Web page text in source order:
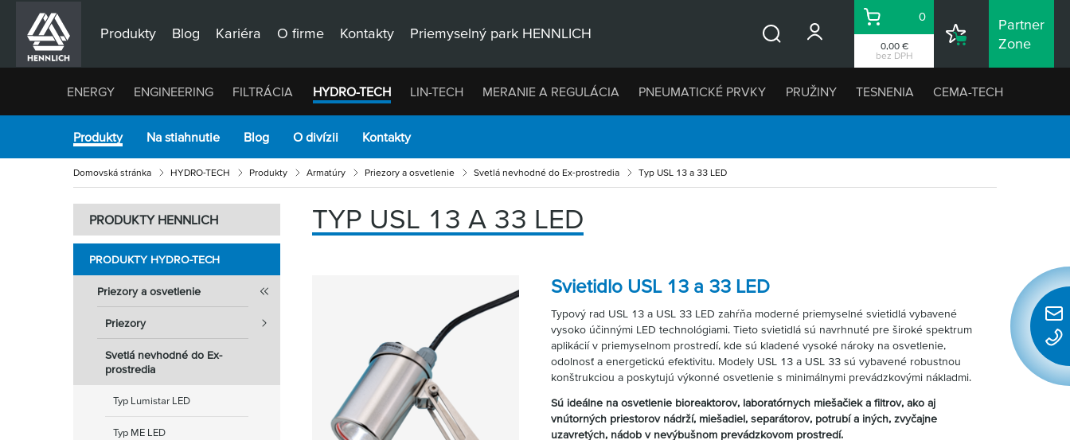
Produkty Blog Kariéra O firme Kontakty Priemyselný park HENNLICH
0,00 €
bez DPH
Košík
0
Nákupný
Partner
Zone
ENERGY ENGINEERING FILTRÁCIA HYDRO-TECH LIN-TECH MERANIE A REGULÁCIA PNEUMATICKÉ PRVKY PRUŽINY TESNENIA CEMA-TECH
Produkty Na stiahnutie Blog O divízii Kontakty
Domovská stránka HYDRO-TECH Produkty Armatúry Priezory a osvetlenie Svetlá nevhodné do Ex-prostredia Typ USL 13 a 33 LED
PRODUKTY HENNLICH
PRODUKTY HYDRO-TECH
Priezory a osvetlenie
Priezory
Svetlá nevhodné do Ex-
prostredia
Typ Lumistar LED
Typ ME LED
TYP USL 13 A 33 LED
Svietidlo USL 13 a 33 LED
Typový rad USL 13 a USL 33 LED zahŕňa moderné priemyselné svietidlá vybavené
vysoko účinnými LED technológiami. Tieto svietidlá sú navrhnuté pre široké spektrum
aplikácií v priemyselnom prostredí, kde sú kladené vysoké nároky na osvetlenie,
odolnosť a energetickú efektivitu. Modely USL 13 a USL 33 sú vybavené robustnou
konštrukciou a poskytujú výkonné osvetlenie s minimálnymi prevádzkovými nákladmi.
Sú ideálne na osvetlenie bioreaktorov, laboratórnych miešačiek a filtrov, ako aj
vnútorných priestorov nádrží, miešadiel, separátorov, potrubí a iných, zvyčajne
uzavretých, nádob v nevýbušnom prevádzkovom prostredí.